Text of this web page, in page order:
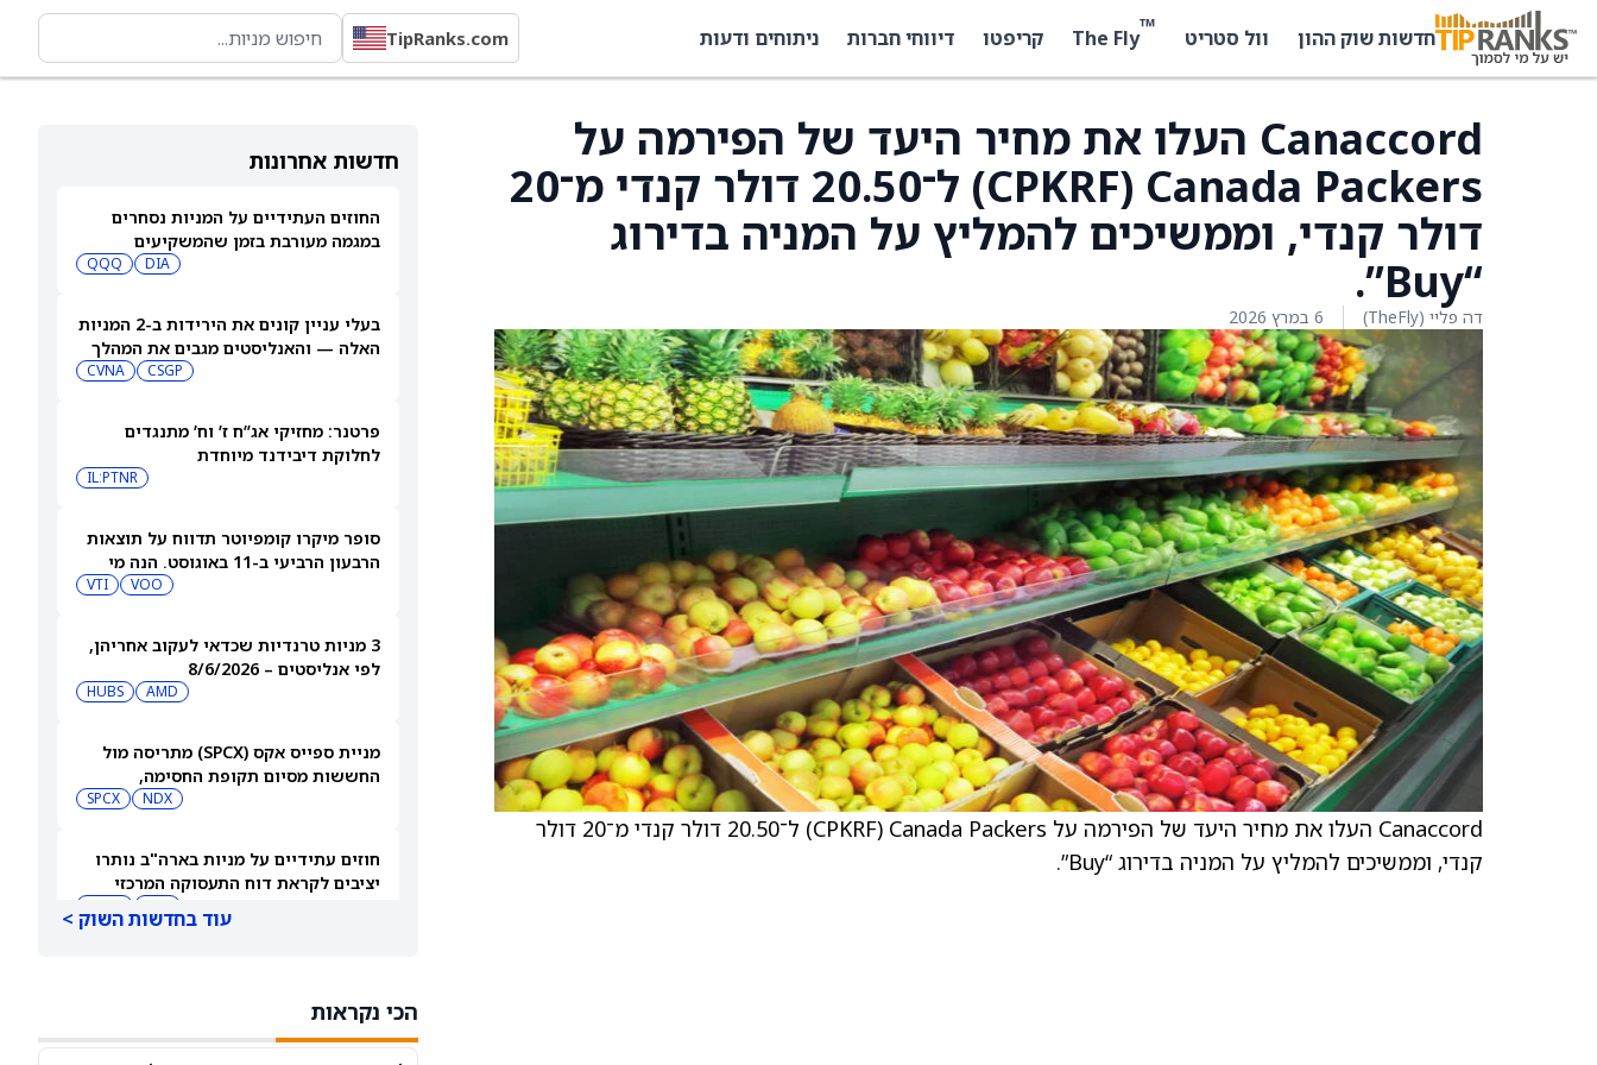
חדשות שוק ההון וול סטריט ™
The Fly קריפטו דיווחי חברות ניתוחים ודעות TipRanks.com
חדשות אחרונות
החוזים העתידיים על המניות נסחרים
במגמה מעורבת בזמן שהמשקיעים
ממתינים לדוח התעסוקה של יולי
DIA
QQQ
בעלי עניין קונים את הירידות ב-2 המניות
האלה — והאנליסטים מגבים את המהלך
CSGP
CVNA
פרטנר: מחזיקי אג”ח ז’ וח’ מתנגדים
לחלוקת דיבידנד מיוחדת
IL:PTNR
סופר מיקרו קומפיוטר תדווח על תוצאות
הרבעון הרביעי ב-11 באוגוסט. הנה מי
VOO
VTI
3 מניות טרנדיות שכדאי לעקוב אחריהן,
לפי אנליסטים – 8/6/2026
AMD
HUBS
מניית ספייס אקס (SPCX) מתריסה מול
החששות מסיום תקופת החסימה,
NDX
SPCX
חוזים עתידיים על מניות בארה"ב נותרו
יציבים לקראת דוח התעסוקה המרכזי
עוד בחדשות השוק >
הכי נקראות
Canaccord העלו את מחיר היעד של הפירמה על
Canada Packers ‏(CPKRF) ל־20.50 דולר קנדי מ־20
דולר קנדי, וממשיכים להמליץ על המניה בדירוג
“Buy”.
דה פליי (TheFly) 6 במרץ 2026
Canaccord העלו את מחיר היעד של הפירמה על Canada Packers ‏(CPKRF) ל־20.50 דולר קנדי מ־20 דולר
קנדי, וממשיכים להמליץ על המניה בדירוג “Buy”.